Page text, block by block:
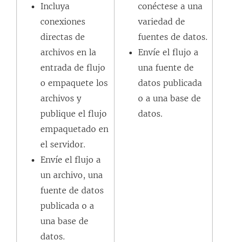
a
r
n
u
a
b
r
e
e
u
n
a
v
e
n
t
a
Incluya
conexiones
directas de
archivos en la
entrada de flujo
o empaquete los
archivos y
publique el flujo
empaquetado en
el servidor.
Envíe el flujo a
un archivo, una
fuente de datos
publicada o a
una base de
datos.
conéctese a una
variedad de
fuentes de datos.
Envíe el flujo a
una fuente de
datos publicada
o a una base de
datos.